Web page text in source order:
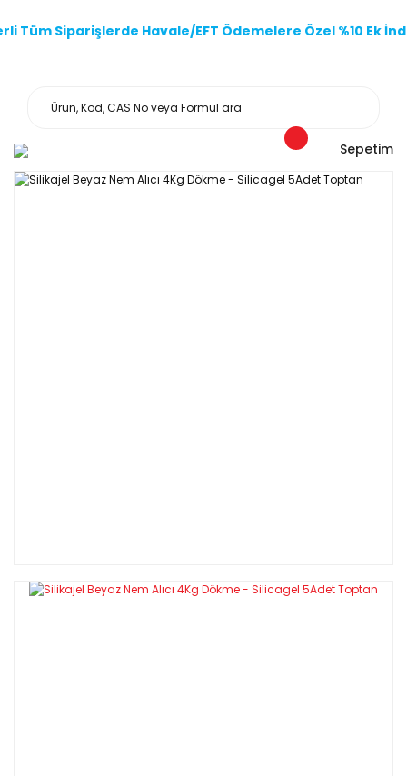
Tüm Siparişlerde Havale/EFT Ödemelere Özel %10 Ek
Sepetim